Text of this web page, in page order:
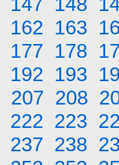
162 163
177 178
192 193
207 208
222 223
237 238